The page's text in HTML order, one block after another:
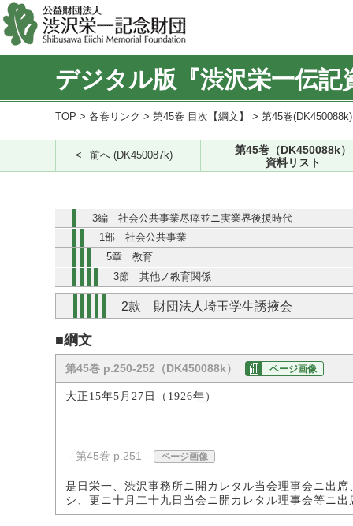
デジタル版『渋沢栄一伝記
TOP > 各巻リンク > 第45巻 目次【綱文】 > 第45巻
前へ (DK450087k)
第45巻（DK450088k）
資料リスト
3編 社会公共事業尽瘁並ニ実業界後援時代
1部 社会公共事業
5章 教育
3節 其他ノ教育関係
2款 財団法人埼玉学生誘掖会
■綱文
第45巻 p.250-252（DK450088k） ページ画像
大正15年5月27日（1926年）
- 第45巻 p.251 - ページ画像
是日栄一、渋沢事務所ニ開カレタル当会理事会ニ出
シ、更ニ十月二十九日当会ニ開カレタル理事会等ニ出